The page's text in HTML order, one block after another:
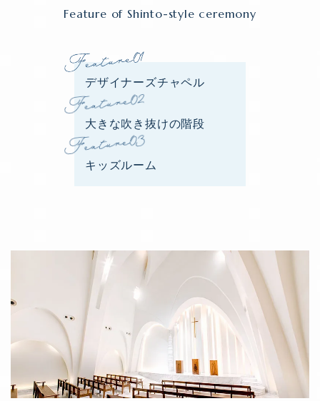
Feature of Shinto-style ceremony
デザイナーズチャペル
⼤きな吹き抜けの階段
キッズルーム